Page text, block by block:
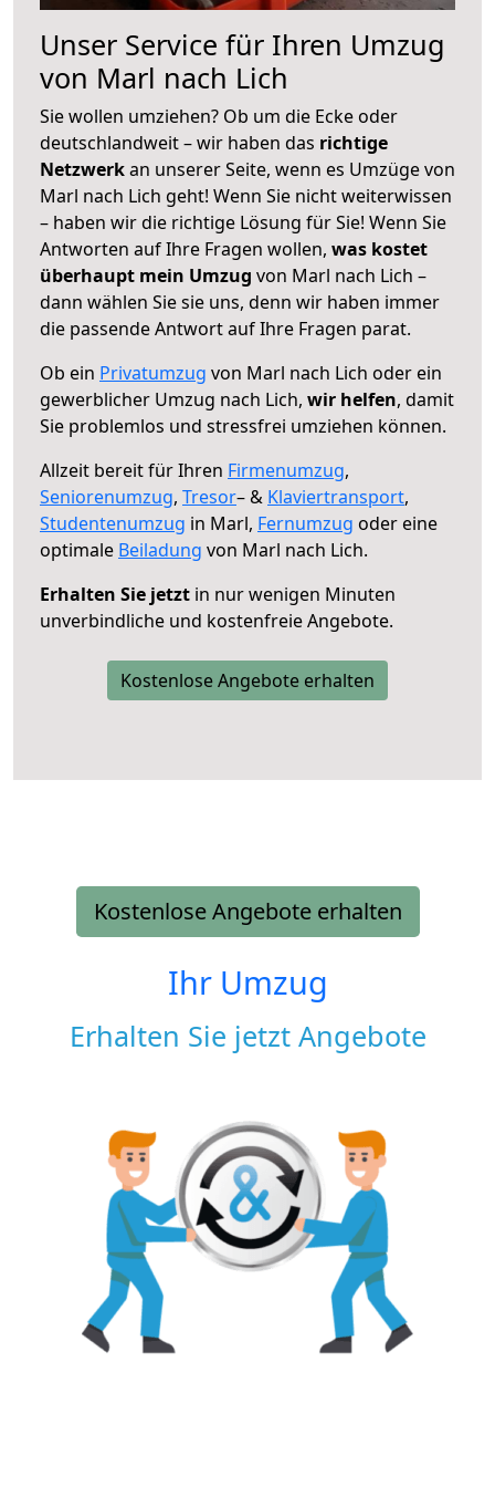
Unser Service für Ihren Umzug
von Marl nach Lich
Sie wollen umziehen? Ob um die Ecke oder
deutschlandweit – wir haben das richtige
Netzwerkan unserer Seite, wenn es Umzüge von
Marl nach Lich geht! Wenn Sie nicht weiterwissen
– haben wir die richtige Lösung für Sie! Wenn Sie
Antworten auf Ihre Fragen wollen, was kostet
überhaupt mein Umzug von Marl nach Lich –
dann wählen Sie sie uns, denn wir haben immer
die passende Antwort auf Ihre Fragen parat.
Ob ein Privatumzug von Marl nach Lich oder ein
gewerblicher Umzug nach Lich, wir helfen, damit
Sie problemlos und stressfrei umziehen können.
Allzeit bereit für Ihren Firmenumzug,
Seniorenumzug, Tresor– & Klaviertransport,
Studentenumzug in Marl, Fernumzug oder eine
optimale Beiladung von Marl nach Lich.
Erhalten Sie jetzt in nur wenigen Minuten
unverbindliche und kostenfreie Angebote.
Kostenlose Angebote erhalten
Kostenlose Angebote erhalten
Ihr Umzug
Erhalten Sie jetzt Angebote